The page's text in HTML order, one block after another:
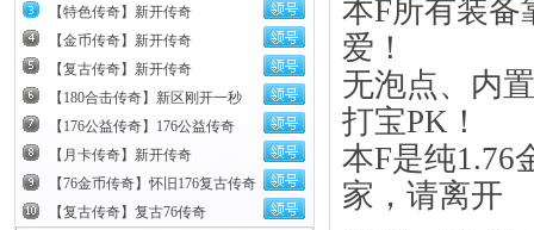
【特色传奇】新开传奇
【金币传奇】新开传奇
【复古传奇】新开传奇
【180合击传奇】新区刚开一秒
【176公益传奇】176公益传奇
【月卡传奇】新开传奇
【76金币传奇】怀旧176复古传奇
【复古传奇】复古76传奇
本F所有装备
爱！
无泡点、内
打宝PK！
本F是纯1.76
家，请离开